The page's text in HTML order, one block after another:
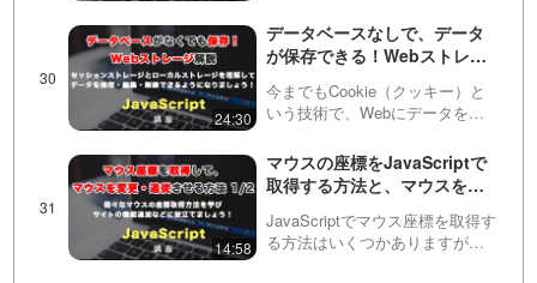
こなっていきます！１回目は、
完成系の確認と、基本的なHTML
などを組んでいくところから始
めていき…
24:30
データベースなしで、データ
が保存できる！Webストレー
ローカルストレージ）につい
て解説！
今までもCookie（クッキー）と
いう技術で、Webにデータを保
しく出てきたWebストレージを
使えば、さらに大きなデータを
長期間保存可能となりました。
この動画では・Ses…
14:58
マウスの座標をJavaScriptで
取得する方法と、マウスを変
JavaScriptでマウス座標を取得す
る方法はいくつかありますが、